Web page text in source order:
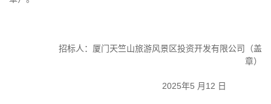
招标人：厦门天竺山旅游风景区投资开发有限公司（盖
章）
2025年5 月 12 日